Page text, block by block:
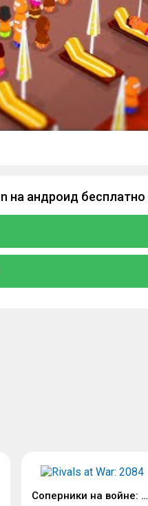
на андроид бесплатно
Соперники на войне: 2084